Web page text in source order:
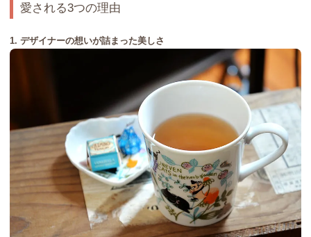
愛される3つの理由
1. デザイナーの想いが詰まった美しさ